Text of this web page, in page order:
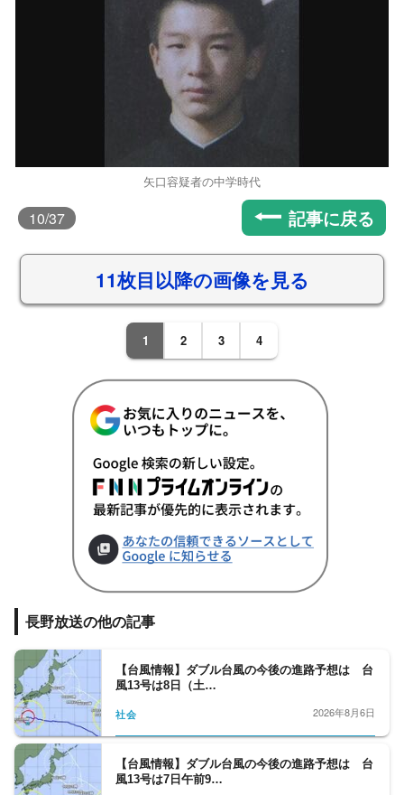
矢口容疑者の中学時代
10/37 記事に戻る
11枚目以降の画像を見る
1 2 3 4
長野放送の他の記事
【台風情報】ダブル台風の今後の進路予想は 台
風13号は8日（土…
社会 2026年8月6日
【台風情報】ダブル台風の今後の進路予想は 台
風13号は7日午前9…